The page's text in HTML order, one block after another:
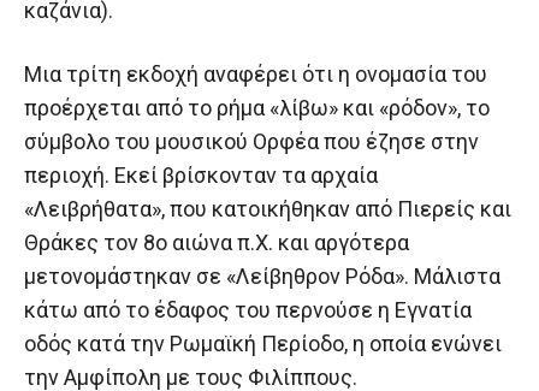
καζάνια).
Μια τρίτη εκδοχή αναφέρει ότι η ονομασία του
προέρχεται από το ρήμα «λίβω» και «ρόδον», το
σύμβολο του μουσικού Ορφέα που έζησε στην
περιοχή. Εκεί βρίσκονταν τα αρχαία
«Λειβρήθατα», που κατοικήθηκαν από Πιερείς και
Θράκες τον 8ο αιώνα π.Χ. και αργότερα
μετονομάστηκαν σε «Λείβηθρον Ρόδα». Μάλιστα
κάτω από το έδαφος του περνούσε η Εγνατία
οδός κατά την Ρωμαϊκή Περίοδο, η οποία ενώνει
την Αμφίπολη με τους Φιλίππους.